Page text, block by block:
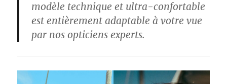
modèle technique et ultra-confortable
est entièrement adaptable à votre vue
par nos opticiens experts.